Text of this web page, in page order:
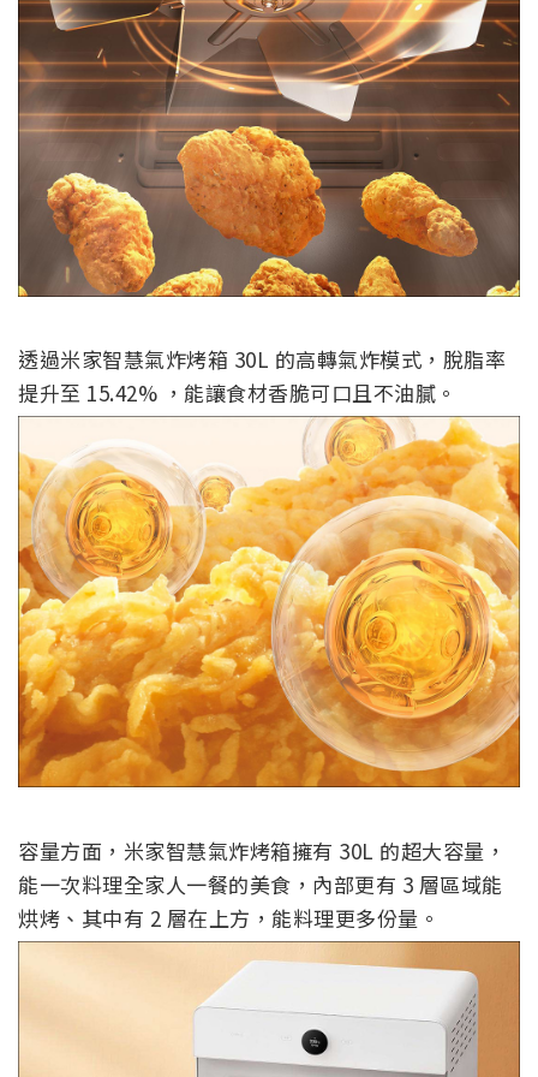
透過米家智慧氣炸烤箱 30L 的高轉氣炸模式，脫脂率
提升至 15.42% ，能讓食材香脆可口且不油膩。
容量方面，米家智慧氣炸烤箱擁有 30L 的超大容量，
能一次料理全家人一餐的美食，內部更有 3 層區域能
烘烤、其中有 2 層在上方，能料理更多份量。